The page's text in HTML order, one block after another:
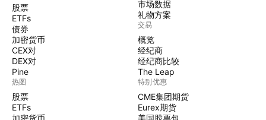
股票
ETFs
债券
加密货币
CEX对
DEX对
Pine
热图
股票
ETFs
加密货币
市场数据
礼物方案
交易
概览
经纪商
经纪商比较
The Leap
特别优惠
CME集团期货
Eurex期货
美国股票包